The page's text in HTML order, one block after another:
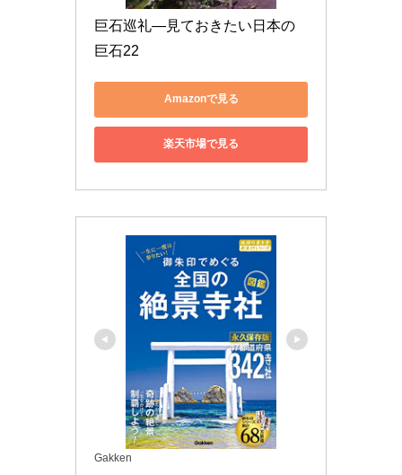
巨石巡礼―見ておきたい日本の
巨石22
Amazonで見る
楽天市場で見る
Gakken